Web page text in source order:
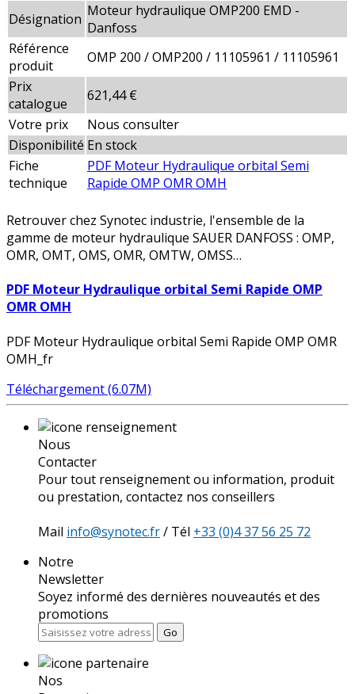
Désignation Moteur hydraulique OMP200 EMD -
Danfoss
Référence
produit
OMP 200 / OMP200 / 11105961 / 11105961
Prix
catalogue
621,44 €
Votre prix
Nous consulter
Disponibilité En stock
Fiche
technique
PDF Moteur Hydraulique orbital Semi
Rapide OMP OMR OMH
Retrouver chez Synotec industrie, l'ensemble de la
gamme de moteur hydraulique SAUER DANFOSS : OMP,
OMR, OMT, OMS, OMR, OMTW, OMSS…
PDF Moteur Hydraulique orbital Semi Rapide OMP
OMR OMH
PDF Moteur Hydraulique orbital Semi Rapide OMP OMR
OMH_fr
Téléchargement (6.07M)
Nous
Contacter
Pour tout renseignement ou information, produit
ou prestation, contactez nos conseillers
Mail info@synotec.fr/ Tél +33 (0)4 37 56 25 72
Notre
Newsletter
Soyez informé des dernières nouveautés et des
promotions
Go
Nos